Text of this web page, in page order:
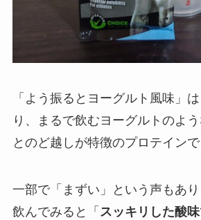
「よう振るとヨーグルト風味」
り、まるで飲むヨーグルトのよ
とのど越しが特徴のプロテインで
一部で「まずい」という声もあ
飲んでみると「 スッキリした酸